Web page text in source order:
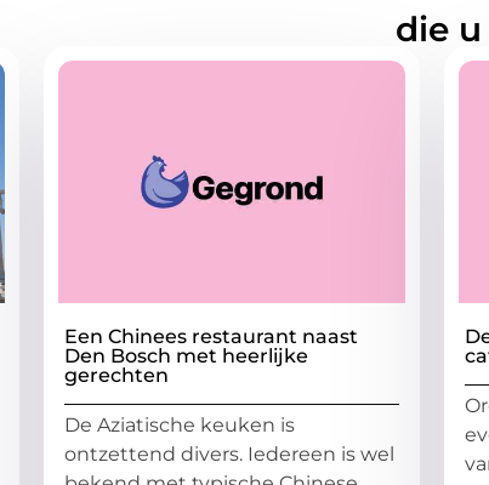
die
Een Chinees restaurant naast
Den Bosch met heerlijke
gerechten
De Aziatische keuken is
ontzettend divers. Iedereen is wel